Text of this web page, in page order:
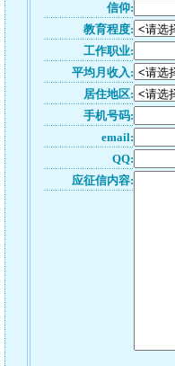
信仰:
教育程度:
工作职业:
平均月收入:
居住地区:
手机号码:
email:
QQ:
应征信内容: